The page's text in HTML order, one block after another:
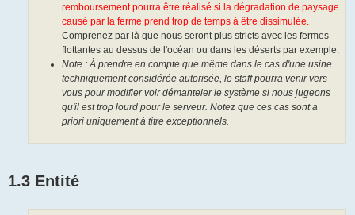
remboursement pourra être réalisé si la dégradation de paysage
causé par la ferme prend trop de temps à être dissimulée.
Comprenez par là que nous seront plus stricts avec les fermes
flottantes au dessus de l'océan ou dans les déserts par exemple.
Note : À prendre en compte que même dans le cas d'une usine
techniquement considérée autorisée, le staff pourra venir vers
vous pour modifier voir démanteler le système si nous jugeons
qu'il est trop lourd pour le serveur. Notez que ces cas sont a
priori uniquement à titre exceptionnels.
1.3 Entité